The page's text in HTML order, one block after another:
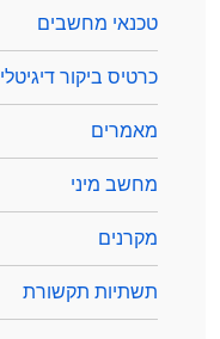
טכנאי מחשבים
כרטיס ביקור דיגיטלי
מאמרים
מחשב מיני
מקרנים
תשתיות תקשורת